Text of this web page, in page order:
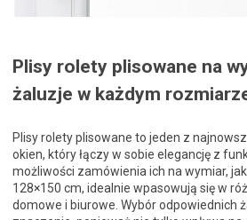
Plisy rolety plisowane na
żaluzje w każdym
Plisy rolety plisowane to jeden z
okien, który łączy w sobie elegancję z
możliwości zamówienia ich na wymiar,
128×150 cm, idealnie wpasowują się w
domowe i biurowe. Wybór odpowiednich